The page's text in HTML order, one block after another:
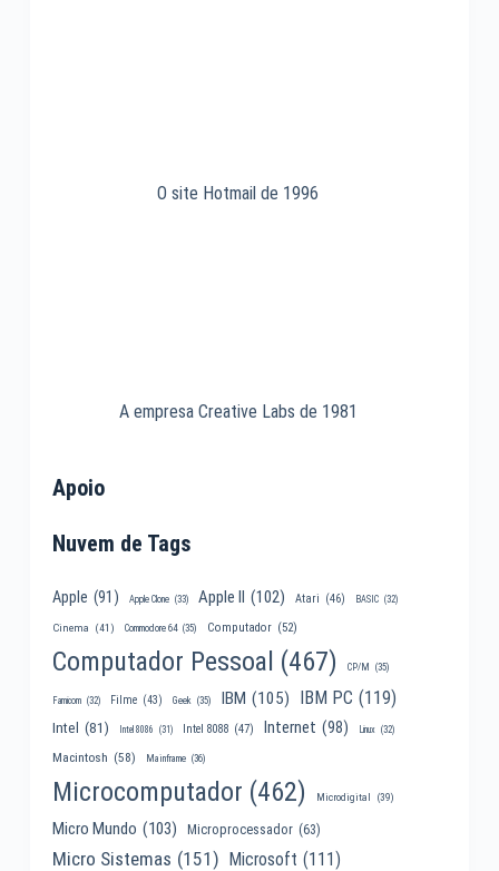
O site Hotmail de 1996
A empresa Creative Labs de 1981
Apoio
Nuvem de Tags
Apple (91) Apple Clone (33) Apple II (102) Atari (46) BASIC (32)
Cinema (41) Commodore 64 (35) Computador (52)
Computador Pessoal (467) CP/M (35)
Famicom (32) Filme (43) Geek (35) IBM (105) IBM PC (119)
Intel (81) Intel 8086 (31) Intel 8088 (47) Internet (98) Linux (32)
Macintosh (58) Mainframe (36)
Microcomputador (462) Microdigital (39)
Micro Mundo (103) Microprocessador (63)
Micro Sistemas (151) Microsoft (111)